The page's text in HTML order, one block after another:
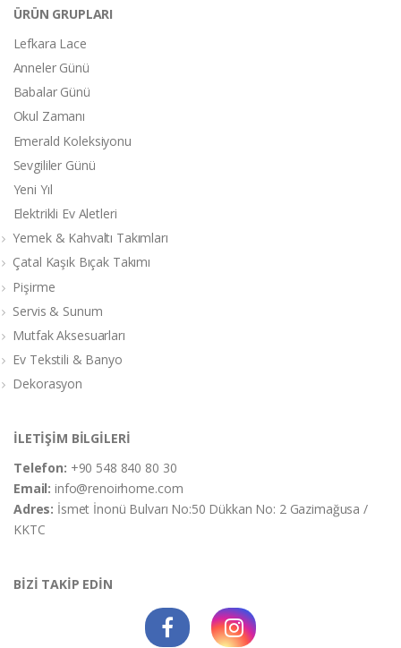
ÜRÜN GRUPLARI
Lefkara Lace
Anneler Günü
Babalar Günü
Okul Zamanı
Emerald Koleksiyonu
Sevgililer Günü
Yeni Yıl
Elektrikli Ev Aletleri
Yemek & Kahvaltı Takımları
Çatal Kaşık Bıçak Takımı
Pişirme
Servis & Sunum
Mutfak Aksesuarları
Ev Tekstili & Banyo
Dekorasyon
İLETİŞİM BİLGİLERİ
Telefon: +90 548 840 80 30
Email:info@renoirhome.com
Adres: İsmet İnonü Bulvarı No:50 Dükkan No: 2 Gazimağusa /
KKTC
BİZİ TAKİP EDİN